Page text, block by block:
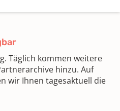
Täglich kommen weitere
hinzu. Auf
wir Ihnen tagesaktuell die